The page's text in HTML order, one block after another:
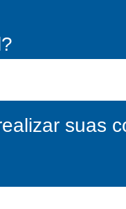
suas